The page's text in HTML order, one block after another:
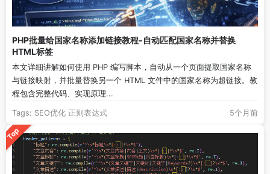
PHP批量给国家名称添加链接教程-自动匹配国家名称并替换
HTML标签
本文详细讲解如何使用 PHP 编写脚本，自动从一个页面提取国家名称
与链接映射，并批量替换另一个 HTML 文件中的国家名称为超链接。教
程包含完整代码、实现原理...
Tags: SEO优化 正则表达式 5个月前
Top